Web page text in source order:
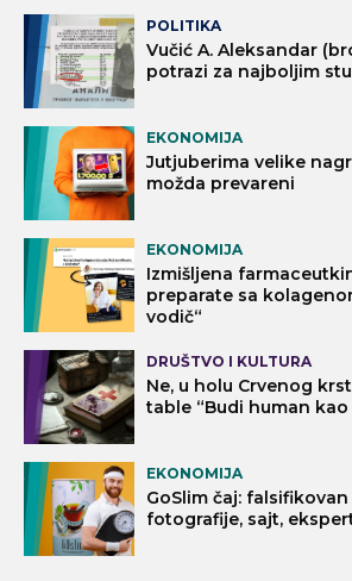
POLITIKA
Vučić A. Aleksandar
potrazi za najboljim
EKONOMIJA
Jutjuberima velike
možda prevareni
EKONOMIJA
Izmišljena
preparate sa
vodič“
DRUŠTVO I KULTURA
Ne, u holu Crvenog
table “Budi human
EKONOMIJA
GoSlim čaj:
fotografije, sajt,